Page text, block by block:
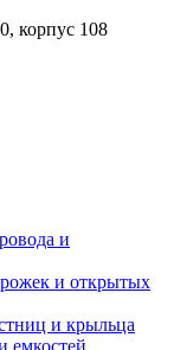
корпус 108
и
и открытых
и крыльца
емкостей